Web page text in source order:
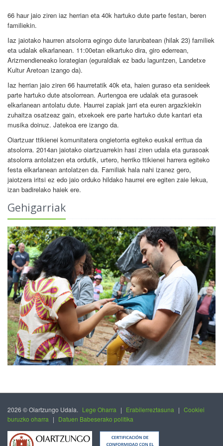
66 haur jaio ziren iaz herrian eta 40k hartuko dute parte festan, beren
familiekin.
Iaz jaiotako haurren atsolorra egingo dute larunbatean (hilak 23) familiek
eta udalak elkarlanean. 11:00etan elkartuko dira, giro ederrean,
Arizmendieneako lorategian (eguraldiak ez badu laguntzen, Landetxe
Kultur Aretoan izango da).
Iaz herrian jaio ziren 66 haurretatik 40k eta, haien guraso eta senideek
parte hartuko dute atsolorrean. Aurtengoa ere udalak eta gurasoek
elkarlanean antolatu dute. Haurrei zapiak jarri eta euren argazkiekin
zuhaitza osatzeaz gain, etxekoek ere parte hartuko dute kantari eta
musika doinuz. Jatekoa ere izango da.
Oiartzuar ttikienei komunitatera ongietorria egiteko euskal erritua da
atsolorra. 2014an jaiotako oiartzuarrekin hasi ziren udala eta gurasoak
atsolorra antolatzen eta ordutik, urtero, herriko ttikienei harrera egiteko
festa elkarlanean antolatzen da. Familiak hala nahi izanez gero,
jaiotzera iritsi ez edo jaio orduko hildako haurrei ere egiten zaie lekua,
izan badirelako haiek ere.
Gehigarriak
2026 © Oiartzungo Udala. Lege Oharra | Erabilerreztasuna | Cookiei
buruzko oharra | Datuen Babeserako politika